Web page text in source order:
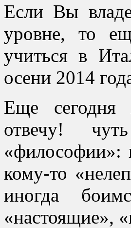
Если Вы
уровне, то
учиться в
осени 2014
Еще сегодня
отвечу!
«философии»:
кому-то
иногда
«настоящие»,